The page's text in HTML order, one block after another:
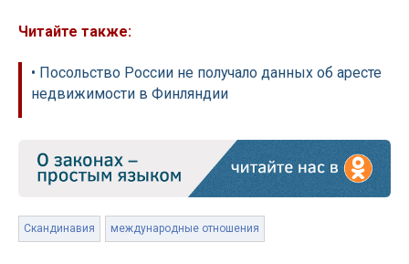
Читайте также:
• Посольство России не получало данных об аресте
недвижимости в Финляндии
Скандинавия международные отношения